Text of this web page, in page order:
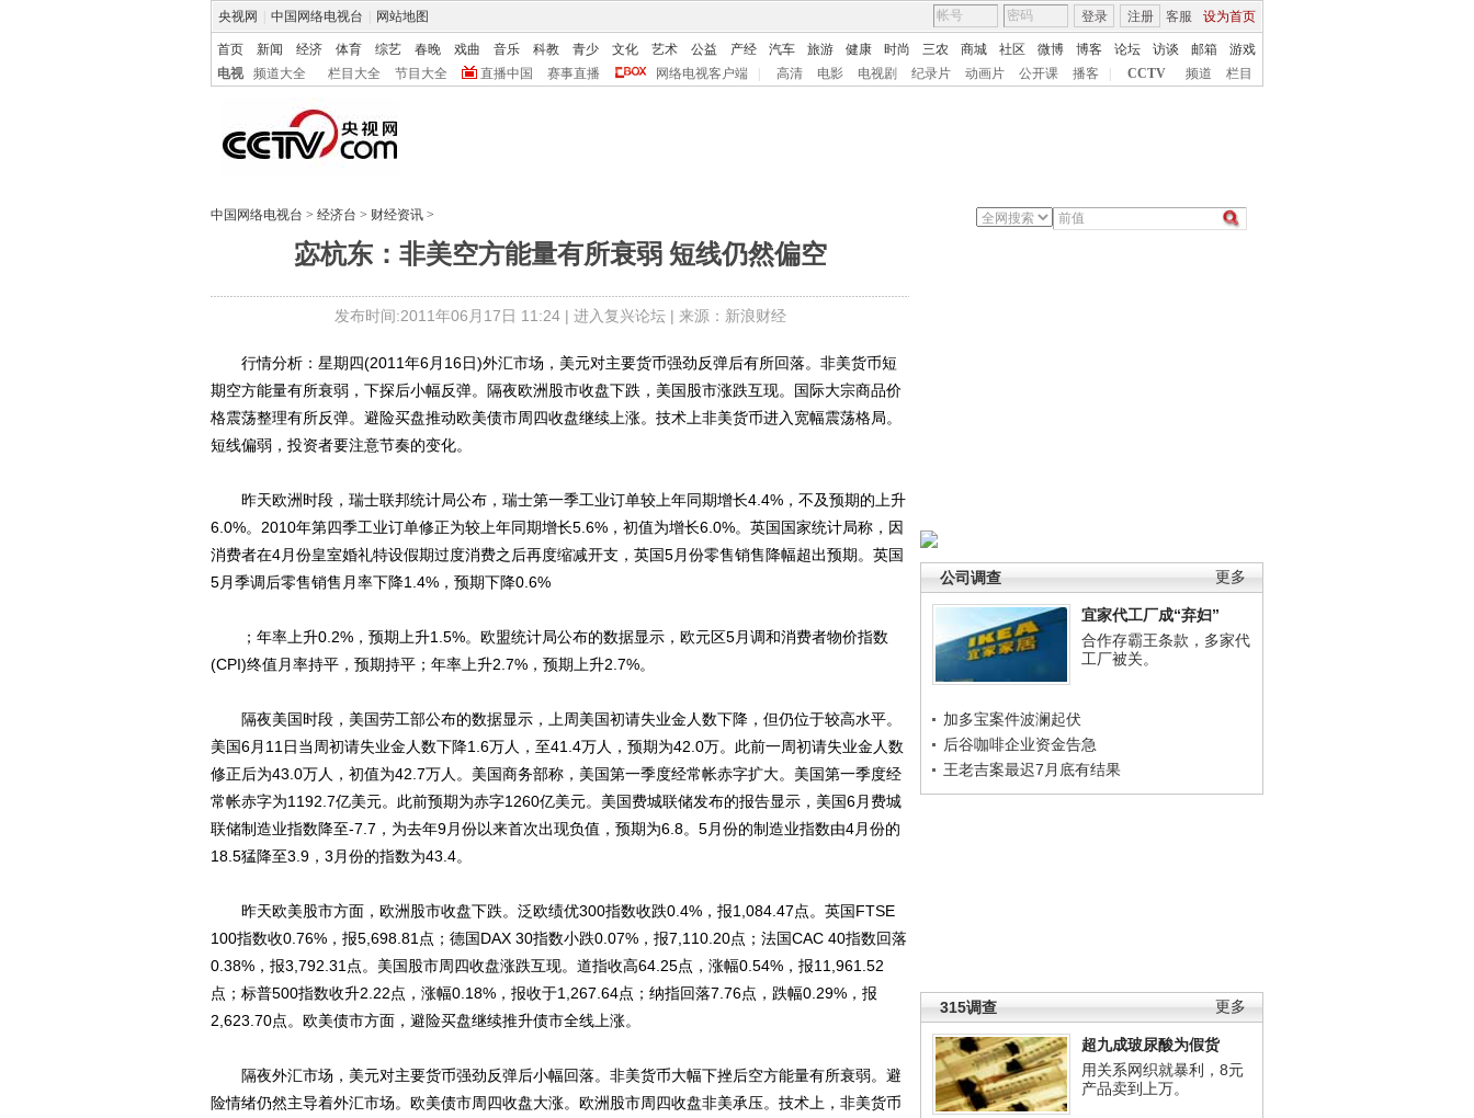
央视网 中国网络电视台 网站地图 客服 设为首页
登录 注册
首页 新闻 经济 体育 综艺 春晚 戏曲 音乐 科教 青少 文化 艺术 公益 产经 汽车 旅游 健康 时尚 三农 商城 社区 微博 博客 论坛 访谈 邮箱
游戏
电视
频道大全 栏目大全 节目大全 直播中国 赛事直播 网络电视客户端 高清 电影 电视剧 纪录片 动画片 公开课 播客 CCTV 频道 栏目
中国网络电视台 > 经济台 > 财经资讯 >
宓杭东：非美空方能量有所衰弱 短线仍然偏空
发布时间:2011年06月17日 11:24 | 进入复兴论坛| 来源：新浪财经
更多
公司调查
宜家代工厂成“弃妇”
合作存霸王条款，多家代
工厂被关。
加多宝案件波澜起伏
后谷咖啡企业资金告急
王老吉案最迟7月底有结果
更多
315调查
超九成玻尿酸为假货
用关系网织就暴利，8元
产品卖到上万。
行情分析：星期四(2011年6月16日)外汇市场，美元对主要货币强劲反弹后有所回落。非美货币短
期空方能量有所衰弱，下探后小幅反弹。隔夜欧洲股市收盘下跌，美国股市涨跌互现。国际大宗商品价
格震荡整理有所反弹。避险买盘推动欧美债市周四收盘继续上涨。技术上非美货币进入宽幅震荡格局。
短线偏弱，投资者要注意节奏的变化。
昨天欧洲时段，瑞士联邦统计局公布，瑞士第一季工业订单较上年同期增长4.4%，不及预期的上升
6.0%。2010年第四季工业订单修正为较上年同期增长5.6%，初值为增长6.0%。英国国家统计局称，因
消费者在4月份皇室婚礼特设假期过度消费之后再度缩减开支，英国5月份零售销售降幅超出预期。英国
5月季调后零售销售月率下降1.4%，预期下降0.6%
；年率上升0.2%，预期上升1.5%。欧盟统计局公布的数据显示，欧元区5月调和消费者物价指数
(CPI)终值月率持平，预期持平；年率上升2.7%，预期上升2.7%。
隔夜美国时段，美国劳工部公布的数据显示，上周美国初请失业金人数下降，但仍位于较高水平。
美国6月11日当周初请失业金人数下降1.6万人，至41.4万人，预期为42.0万。此前一周初请失业金人数
修正后为43.0万人，初值为42.7万人。美国商务部称，美国第一季度经常帐赤字扩大。美国第一季度经
常帐赤字为1192.7亿美元。此前预期为赤字1260亿美元。美国费城联储发布的报告显示，美国6月费城
联储制造业指数降至-7.7，为去年9月份以来首次出现负值，预期为6.8。5月份的制造业指数由4月份的
18.5猛降至3.9，3月份的指数为43.4。
昨天欧美股市方面，欧洲股市收盘下跌。泛欧绩优300指数收跌0.4%，报1,084.47点。英国FTSE
100指数收0.76%，报5,698.81点；德国DAX 30指数小跌0.07%，报7,110.20点；法国CAC 40指数回落
0.38%，报3,792.31点。美国股市周四收盘涨跌互现。道指收高64.25点，涨幅0.54%，报11,961.52
点；标普500指数收升2.22点，涨幅0.18%，报收于1,267.64点；纳指回落7.76点，跌幅0.29%，报
2,623.70点。欧美债市方面，避险买盘继续推升债市全线上涨。
隔夜外汇市场，美元对主要货币强劲反弹后小幅回落。非美货币大幅下挫后空方能量有所衰弱。避
险情绪仍然主导着外汇市场。欧美债市周四收盘大涨。欧洲股市周四收盘非美承压。技术上，非美货币